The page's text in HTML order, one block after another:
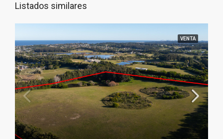
Listados similares
VENTA